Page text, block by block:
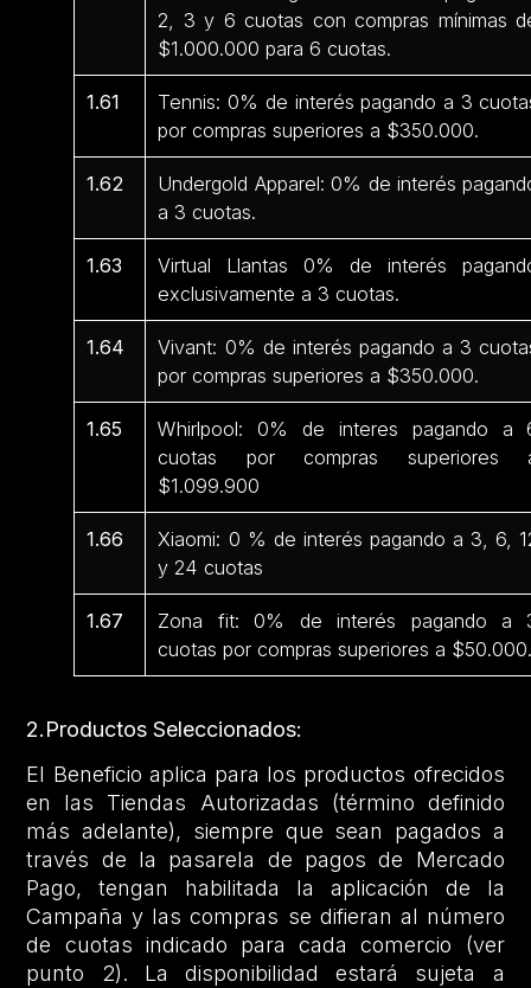
2, 3 y 6 cuotas con compras mínimas
$1.000.000 para 6 cuotas.
1.61
Tennis: 0% de interés pagando a 3
por compras superiores a $350.000.
1.62
Undergold Apparel: 0% de interés
a 3 cuotas.
1.63
Virtual Llantas 0% de interés
exclusivamente a 3 cuotas.
1.64
Vivant: 0% de interés pagando a 3
por compras superiores a $350.000.
1.65
Whirlpool: 0% de interes pagando a
cuotas por compras superiores
$1.099.900
1.66
Xiaomi: 0 % de interés pagando a 3, 6,
y 24 cuotas
1.67
Zona fit: 0% de interés pagando a
cuotas por compras superiores a
2.Productos Seleccionados:
El Beneficio aplica para los productos ofrecidos
en las Tiendas Autorizadas (término definido
más adelante), siempre que sean pagados a
través de la pasarela de pagos de Mercado
Pago, tengan habilitada la aplicación de la
Campaña y las compras se difieran al número
de cuotas indicado para cada comercio (ver
punto 2). La disponibilidad estará sujeta a